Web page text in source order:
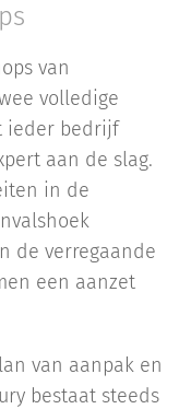
van
volledige
ieder bedrijf
aan de slag.
in de
de verregaande
een aanzet
van aanpak en
bestaat steeds